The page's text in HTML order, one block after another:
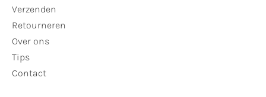
Verzenden
Retourneren
Over ons
Tips
Contact